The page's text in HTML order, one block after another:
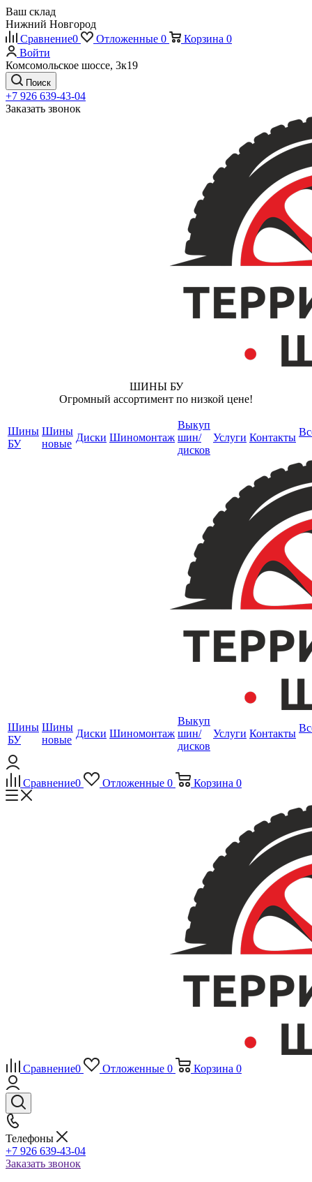
Ваш склад
Нижний Новгород
Сравнение0 Отложенные 0 Корзина 0
Войти
Комсомольское шоссе, 3к19
Поиск
+7 926 639-43-04
Заказать звонок
ШИНЫ БУ
Огромный ассортимент по низкой цене!
Шины
БУ
Шины
новые
Диски Шиномонтаж
Выкуп
шин/
дисков
Услуги Контакты
Шины
БУ
Шины
новые
Диски Шиномонтаж
Выкуп
шин/
дисков
Услуги Контакты
Сравнение0 Отложенные 0 Корзина 0
Сравнение0 Отложенные 0 Корзина 0
Телефоны
+7 926 639-43-04
Заказать звонок